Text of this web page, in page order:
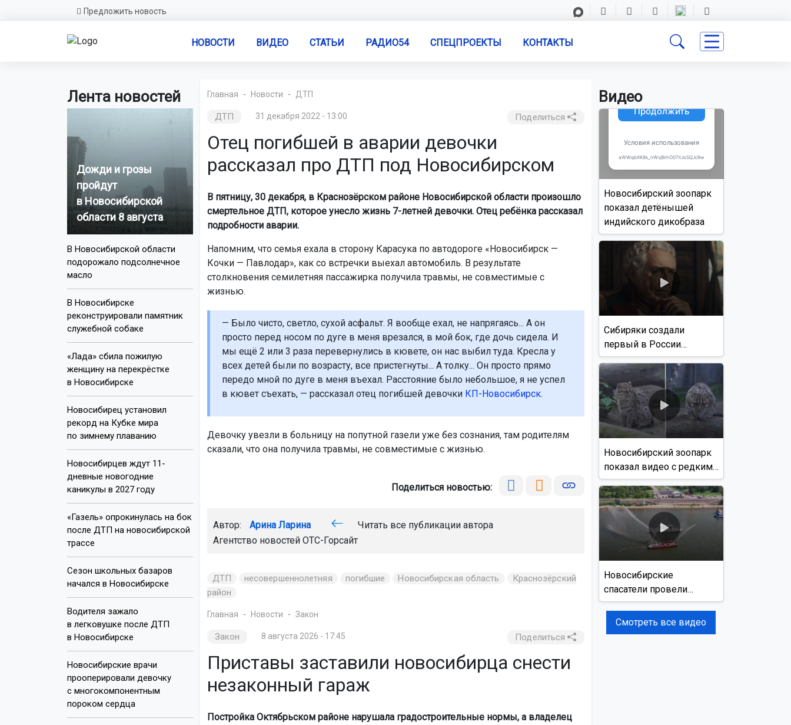
Предложить новость
НОВОСТИ ВИДЕО СТАТЬИ РАДИО54 СПЕЦПРОЕКТЫ КОНТАКТЫ
Лента новостей
Дожди и грозы
пройдут
в Новосибирской
области 8 августа
В Новосибирской области
подорожало подсолнечное
масло
В Новосибирске
реконструировали памятник
служебной собаке
«Лада» сбила пожилую
женщину на перекрёстке
в Новосибирске
Новосибирец установил
рекорд на Кубке мира
по зимнему плаванию
Новосибирцев ждут 11-
дневные новогодние
каникулы в 2027 году
«Газель» опрокинулась на бок
после ДТП на новосибирской
трассе
Сезон школьных базаров
начался в Новосибирске
Водителя зажало
в легковушке после ДТП
в Новосибирске
Новосибирские врачи
прооперировали девочку
с многокомпонентным
пороком сердца
Главная Новости ДТП
ДТП 31 декабря 2022 - 13:00 Поделиться
Отец погибшей в аварии девочки
рассказал про ДТП под Новосибирском
В пятницу, 30 декабря, в Краснозёрском районе Новосибирской области произошло
смертельное ДТП, которое унесло жизнь 7-летней девочки. Отец ребёнка рассказал
подробности аварии.
Напомним, что семья ехала в сторону Карасука по автодороге «Новосибирск —
Кочки — Павлодар», как со встречки выехал автомобиль. В результате
столкновения семилетняя пассажирка получила травмы, не совместимые с
жизнью.
— Было чисто, светло, сухой асфальт. Я вообще ехал, не напрягаясь... А он
просто перед носом по дуге в меня врезался, в мой бок, где дочь сидела. И
мы ещё 2 или 3 раза перевернулись в кювете, он нас выбил туда. Кресла у
всех детей были по возрасту, все пристегнуты... А толку... Он просто прямо
передо мной по дуге в меня въехал. Расстояние было небольшое, я не успел
в кювет съехать, — рассказал отец погибшей девочки КП-Новосибирск.
Девочку увезли в больницу на попутной газели уже без сознания, там родителям
сказали, что она получила травмы, не совместимые с жизнью.
Поделиться новостью:
Автор: Арина Ларина
Читать все публикации автора
Агентство новостей ОТС-Горсайт
ДТП несовершеннолетняя погибшие Новосибирская область
Краснозёрский
район
Главная Новости Закон
Закон 8 августа 2026 - 17:45 Поделиться
Приставы заставили новосибирца снести
незаконный гараж
Постройка Октябрьском районе нарушала градостроительные нормы, а владелец
Видео
Новосибирский зоопарк
показал детёнышей
индийского дикобраза
Сибиряки создали
первый в России
документальный фильм
с использованием ИИ
Новосибирский зоопарк
показал видео с редким
виверровым котом
Новосибирские
спасатели провели
учения на реке Обь
Смотреть все видео